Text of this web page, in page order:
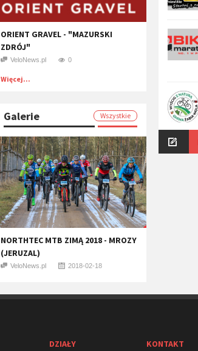
ORIENT GRAVEL - "MAZURSKI
ZDRÓJ"
VeloNews.pl 0
Więcej...
Galerie Wszystkie
NORTHTEC MTB ZIMĄ 2018 - MROZY
(JERUZAL)
VeloNews.pl 2018-02-18
DZIAŁY KONTAKT